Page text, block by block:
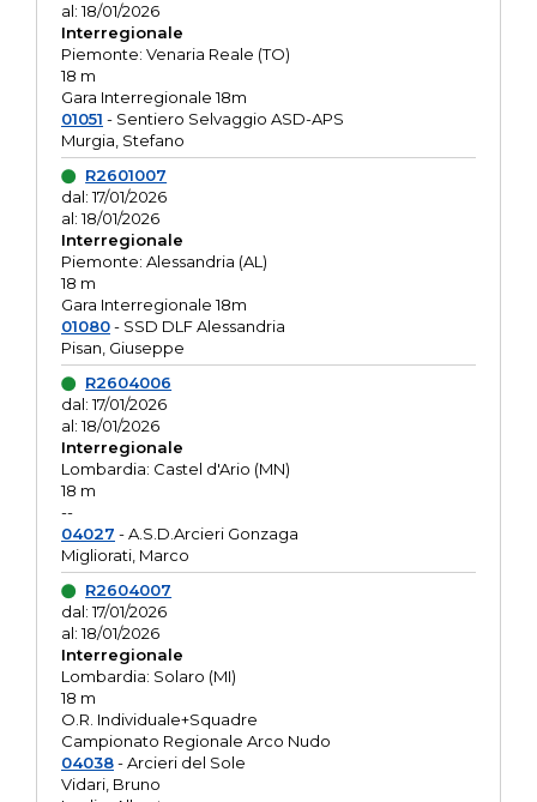
al: 18/01/2026
Interregionale
Piemonte: Venaria Reale (TO)
18 m
Gara Interregionale 18m
01051 - Sentiero Selvaggio ASD-APS
Murgia, Stefano
R2601007
dal: 17/01/2026
al: 18/01/2026
Interregionale
Piemonte: Alessandria (AL)
18 m
Gara Interregionale 18m
01080- SSD DLF Alessandria
Pisan, Giuseppe
R2604006
dal: 17/01/2026
al: 18/01/2026
Interregionale
Lombardia: Castel d'Ario (MN)
18 m
--
04027 - A.S.D.Arcieri Gonzaga
Migliorati, Marco
R2604007
dal: 17/01/2026
al: 18/01/2026
Interregionale
Lombardia: Solaro (MI)
18 m
O.R. Individuale+Squadre
Campionato Regionale Arco Nudo
04038- Arcieri del Sole
Vidari, Bruno